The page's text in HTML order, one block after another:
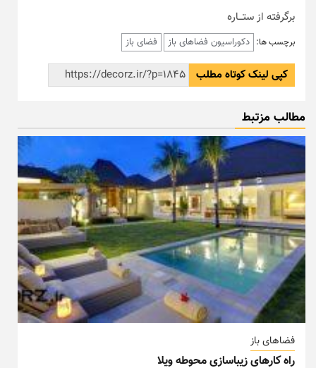
برگرفته از ستـــاره
برچسب ها: دکوراسیون فضاهای باز فضای باز
کپی لینک کوتاه مطلب
مطالب مزتبط
فضاهای باز
راه کارهای زیباسازی محوطه ویلا